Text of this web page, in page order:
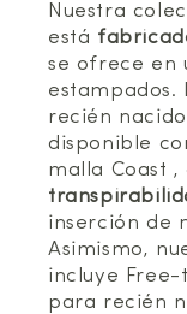
Nuestra
está
se ofrece en
estampados.
recién
disponible
malla Coast
inserción de
Asimismo,
incluye
para recién